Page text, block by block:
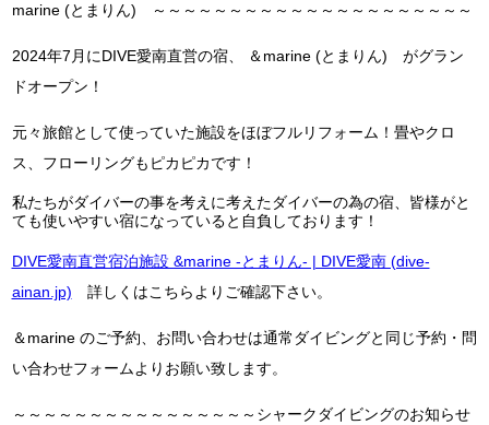
marine (とまりん) ～～～～～～～～～～～～～～～～～～～～～
2024年7月にDIVE愛南直営の宿、 ＆marine (とまりん) がグラン
ドオープン！
元々旅館として使っていた施設をほぼフルリフォーム！畳やクロ
ス、フローリングもピカピカです！
私たちがダイバーの事を考えに考えたダイバーの為の宿、皆様がと
ても使いやすい宿になっていると自負しております！
DIVE愛南直営宿泊施設 &marine -とまりん- | DIVE愛南 (dive-
ainan.jp) 詳しくはこちらよりご確認下さい。
＆marine のご予約、お問い合わせは通常ダイビングと同じ予約・問
い合わせフォームよりお願い致します。
～～～～～～～～～～～～～～～～シャークダイビングのお知らせ